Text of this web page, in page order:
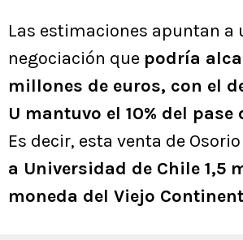
Las estimaciones apuntan a
negociación que podría
millones de euros, con el
U mantuvo el 10% del
Es decir, esta venta de Osorio
a Universidad de Chile 1,5
moneda del Viejo